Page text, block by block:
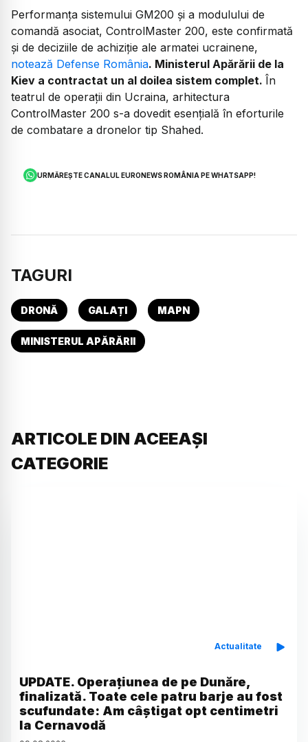
Performanța sistemului GM200 și a modulului de
comandă asociat, ControlMaster 200, este confirmată
și de deciziile de achiziție ale armatei ucrainene,
notează Defense România. Ministerul Apărării de la
Kiev a contractat un al doilea sistem complet. În
teatrul de operații din Ucraina, arhitectura
ControlMaster 200 s-a dovedit esențială în eforturile
de combatare a dronelor tip Shahed.
URMĂREȘTE CANALUL EURONEWS ROMÂNIA PE WHATSAPP!
TAGURI
DRONĂ GALAȚI MAPN
MINISTERUL APĂRĂRII
ARTICOLE DIN ACEEAȘI
CATEGORIE
Actualitate
UPDATE. Operațiunea de pe Dunăre,
finalizată. Toate cele patru barje au fost
scufundate: Am câștigat opt centimetri
la Cernavodă